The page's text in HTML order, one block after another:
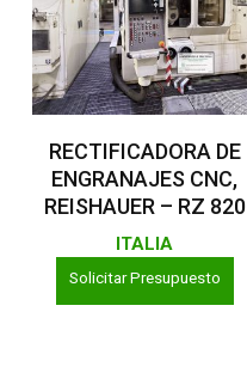
Leer Más
RECTIFICADORA DE
ENGRANAJES CNC,
REISHAUER – RZ 820
ITALIA
Solicitar Presupuesto